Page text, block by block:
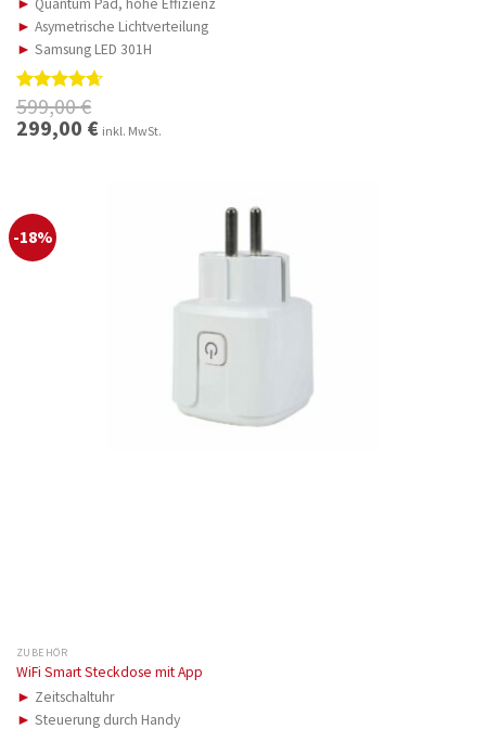
► Quantum Pad, hohe Effizienz
► Asymetrische Lichtverteilung
► Samsung LED 301H
Bewertet
mit4.67
von 5
599,00€
Ursprünglicher
Preis
299,00 €Aktueller
Preis
inkl. MwSt.
-18%
ZUBEHÖR
WiFi Smart Steckdose mit App
► Zeitschaltuhr
► Steuerung durch Handy